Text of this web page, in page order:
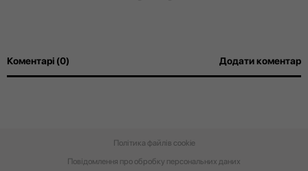
Коментарі (0) Додати коментар
Повідомлення про обробку персональних даних
Політика файлів cookie